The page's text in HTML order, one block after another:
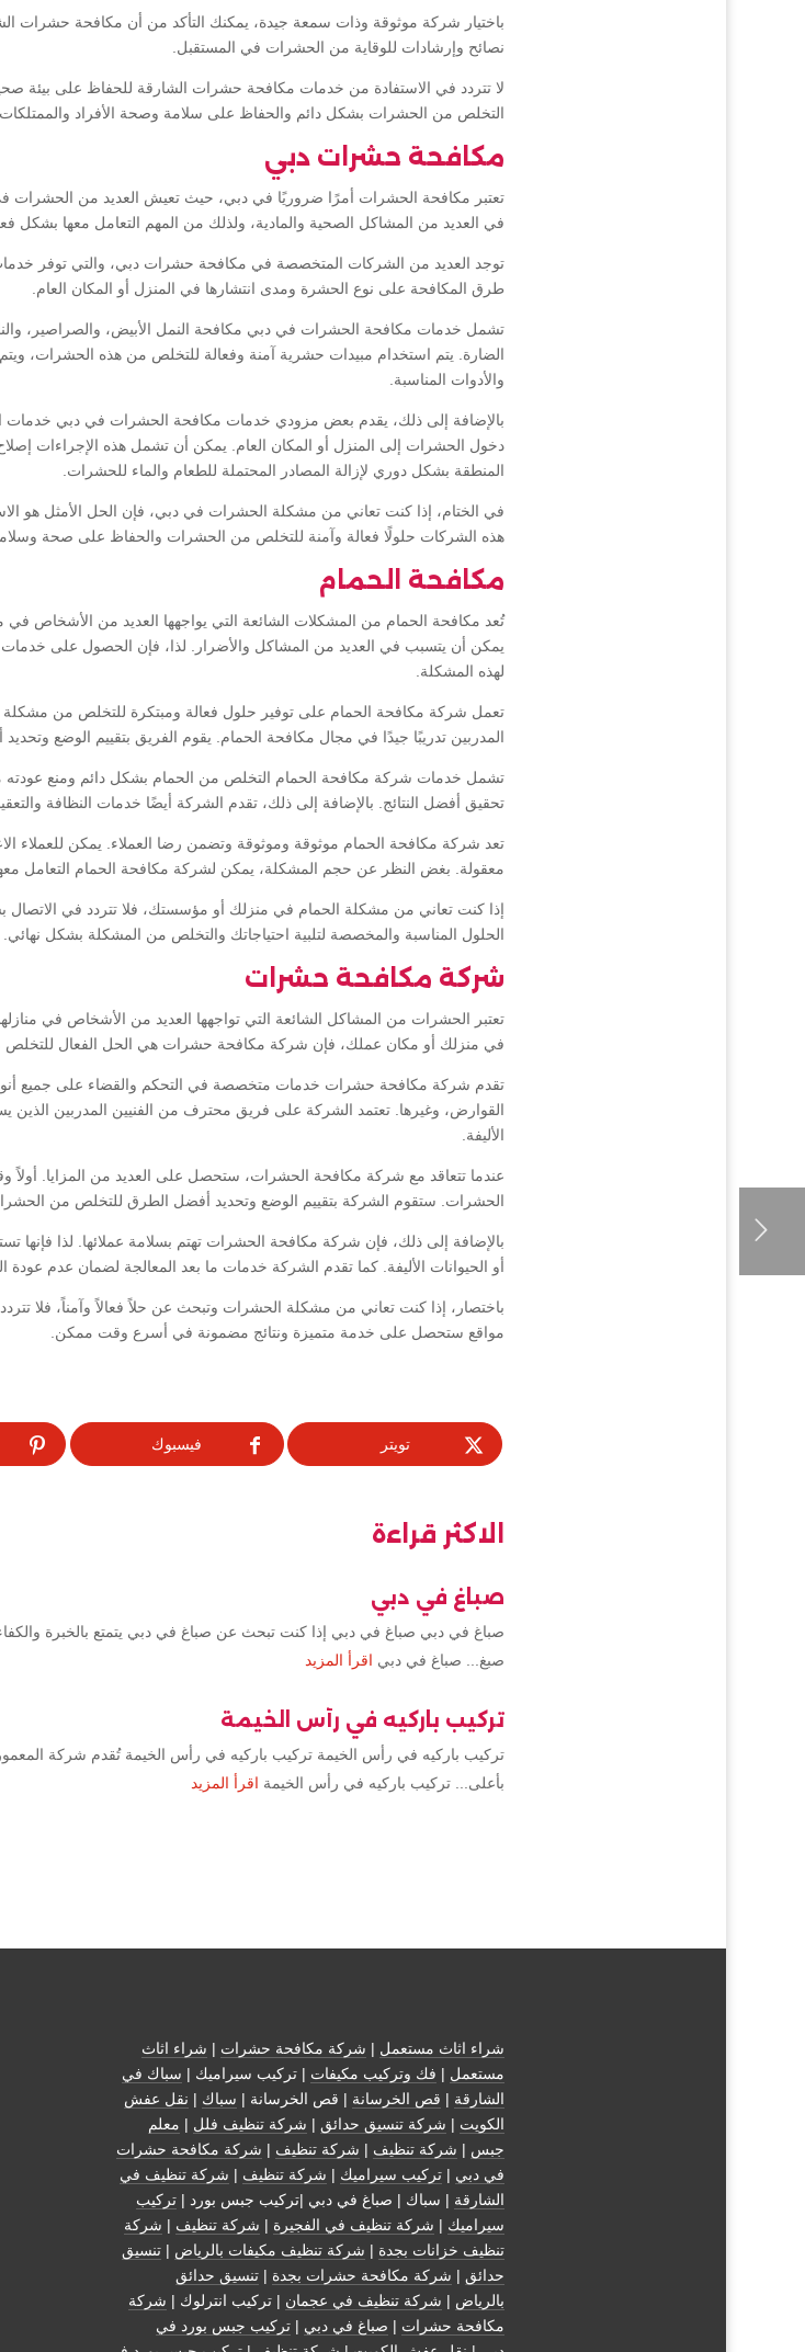
باختيار شركة موثوقة وذات سمعة جيدة، يمكنك التأكد من أن مكافحة حشرات
نصائح وإرشادات للوقاية من الحشرات في المستقبل.
لا تتردد في الاستفادة من خدمات مكافحة حشرات الشارقة للحفاظ على بيئة
التخلص من الحشرات بشكل دائم والحفاظ على سلامة وصحة الأفراد والممتلكات.
مكافحة حشرات دبي
تعتبر مكافحة الحشرات أمرًا ضروريًا في دبي، حيث تعيش العديد من الحشرات
في العديد من المشاكل الصحية والمادية، ولذلك من المهم التعامل معها بشكل
توجد العديد من الشركات المتخصصة في مكافحة حشرات دبي، والتي توفر
طرق المكافحة على نوع الحشرة ومدى انتشارها في المنزل أو المكان العام.
تشمل خدمات مكافحة الحشرات في دبي مكافحة النمل الأبيض، والصراصير،
الضارة. يتم استخدام مبيدات حشرية آمنة وفعالة للتخلص من هذه الحشرات،
والأدوات المناسبة.
بالإضافة إلى ذلك، يقدم بعض مزودي خدمات مكافحة الحشرات في دبي خدمات
دخول الحشرات إلى المنزل أو المكان العام. يمكن أن تشمل هذه الإجراءات
المنطقة بشكل دوري لإزالة المصادر المحتملة للطعام والماء للحشرات.
في الختام، إذا كنت تعاني من مشكلة الحشرات في دبي، فإن الحل الأمثل هو
هذه الشركات حلولًا فعالة وآمنة للتخلص من الحشرات والحفاظ على صحة
مكافحة الحمام
تُعد مكافحة الحمام من المشكلات الشائعة التي يواجهها العديد من الأشخاص في
يمكن أن يتسبب في العديد من المشاكل والأضرار. لذا، فإن الحصول على
لهذه المشكلة.
تعمل شركة مكافحة الحمام على توفير حلول فعالة ومبتكرة للتخلص من
المدربين تدريبًا جيدًا في مجال مكافحة الحمام. يقوم الفريق بتقييم الوضع
تشمل خدمات شركة مكافحة الحمام التخلص من الحمام بشكل دائم ومنع عودته
تحقيق أفضل النتائج. بالإضافة إلى ذلك، تقدم الشركة أيضًا خدمات النظافة
تعد شركة مكافحة الحمام موثوقة وموثوقة وتضمن رضا العملاء. يمكن للعملاء
معقولة. بغض النظر عن حجم المشكلة، يمكن لشركة مكافحة الحمام التعامل
إذا كنت تعاني من مشكلة الحمام في منزلك أو مؤسستك، فلا تتردد في
الحلول المناسبة والمخصصة لتلبية احتياجاتك والتخلص من المشكلة بشكل نهائي.
شركة مكافحة حشرات
تعتبر الحشرات من المشاكل الشائعة التي تواجهها العديد من الأشخاص في
في منزلك أو مكان عملك، فإن شركة مكافحة حشرات هي الحل الفعال للتخلص
تقدم شركة مكافحة حشرات خدمات متخصصة في التحكم والقضاء على جميع أنواع
القوارض، وغيرها. تعتمد الشركة على فريق محترف من الفنيين المدربين الذين
الأليفة.
عندما تتعاقد مع شركة مكافحة الحشرات، ستحصل على العديد من المزايا.
الحشرات. ستقوم الشركة بتقييم الوضع وتحديد أفضل الطرق للتخلص من
بالإضافة إلى ذلك، فإن شركة مكافحة الحشرات تهتم بسلامة عملائها. لذا فإنها
أو الحيوانات الأليفة. كما تقدم الشركة خدمات ما بعد المعالجة لضمان عدم
باختصار، إذا كنت تعاني من مشكلة الحشرات وتبحث عن حلاً فعالاً وآمناً، فلا
مواقع ستحصل على خدمة متميزة ونتائج مضمونة في أسرع وقت ممكن.
تويتر فيسبوك
الاكثر قراءة
صباغ في دبي
صباغ في دبي صباغ في دبي إذا كنت تبحث عن صباغ في دبي يتمتع بالخبرة
صبغ... صباغ في دبي اقرأ المزيد
تركيب باركيه في رأس الخيمة
تركيب باركيه في رأس الخيمة تركيب باركيه في رأس الخيمة تُقدم شركة
بأعلى... تركيب باركيه في رأس الخيمة اقرأ المزيد
شراء اثاث مستعمل | شركة مكافحة حشرات | شراء اثاث
مستعمل | فك وتركيب مكيفات | تركيب سيراميك | سباك في
الشارقة | قص الخرسانة | قص الخرسانة | سباك | نقل عفش
الكويت | شركة تنسيق حدائق | شركة تنظيف فلل | معلم
جبس | شركة تنظيف | شركة تنظيف | شركة مكافحة حشرات
في دبي |تركيب سيراميك | شركة تنظيف | شركة تنظيف في
الشارقة | سباك | صباغ في دبي |تركيب جبس بورد |تركيب
سيراميك | شركة تنظيف في الفجيرة | شركة تنظيف | شركة
تنظيف خزانات بجدة | شركة تنظيف مكيفات بالرياض |تنسيق
حدائق | شركة مكافحة حشرات بجدة |تنسيق حدائق
بالرياض | شركة تنظيف في عجمان | تركيب انترلوك | شركة
مكافحة حشرات | صباغ في دبي |تركيب جبس بورد في